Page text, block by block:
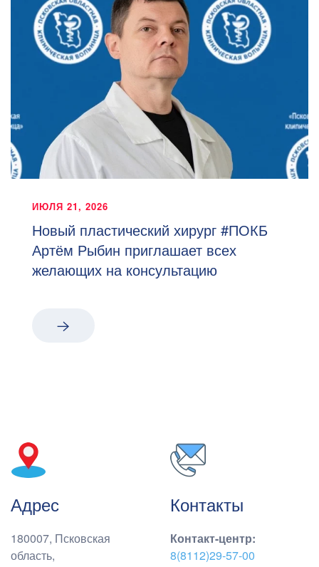
ИЮЛЯ 21, 2026
Новый пластический хирург #ПОКБ
Артём Рыбин приглашает всех
желающих на консультацию
Адрес
180007, Псковская
область,
Контакты
Контакт-центр:
8(8112)29-57-00